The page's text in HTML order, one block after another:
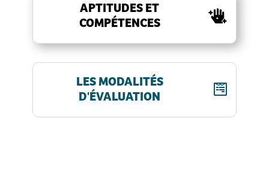
APTITUDES ET
COMPÉTENCES
LES MODALITÉS
D'ÉVALUATION